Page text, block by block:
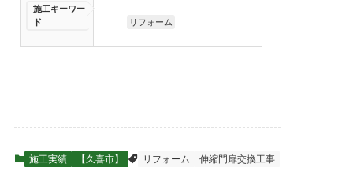
施工キーワー
ド
リフォーム
施工実績 【久喜市】 リフォーム 伸縮門扉交換工事